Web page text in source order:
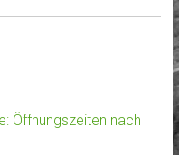
Öffnungszeiten nach